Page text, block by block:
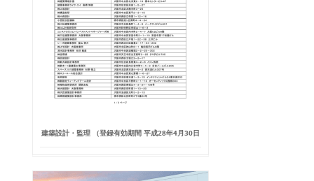
建築設計・監理 （登録有効期間 平成28年4月30日